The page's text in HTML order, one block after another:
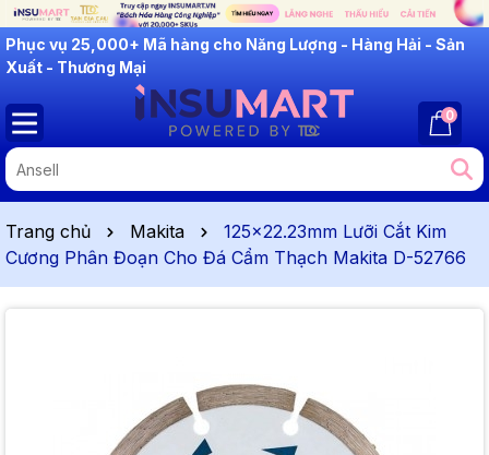
INSUMART: Lắng Nghe - Thấu Hiểu - Cải Tiến
0
Trang chủ Makita
125x22.23mm Lưỡi Cắt Kim
Cương Phân Đoạn Cho Đá Cẩm Thạch Makita D-52766